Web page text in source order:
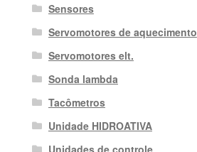
Sensores
Servomotores de aquecimento
Servomotores elt.
Sonda lambda
Tacômetros
Unidade HIDROATIVA
Unidades de controle